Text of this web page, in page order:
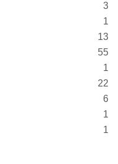
3
1
13
55
1
22
6
1
1